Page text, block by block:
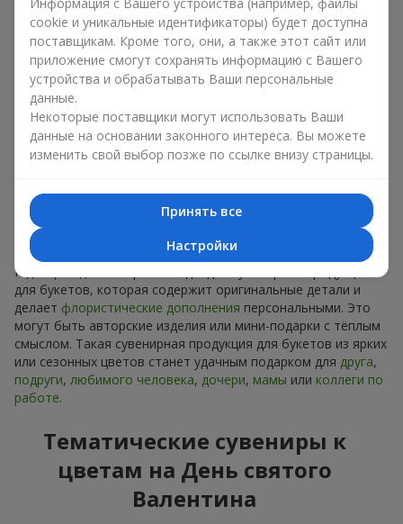
Сувениры к букетам на разные
праздники
Праздник задаёт настроение, а сувенирная продукция для
букетов его подчёркивает. Именно поэтому сувениры к
цветам часто выбирают с учётом даты и события. В нашем
ассортименте найдётся сувенирная продукция для букетов,
которая подойдёт к любому празднику и может быть
рассчитана на любой бюджет.
Сувенирная продукция к
букетам на День рождения
К
для букетов, которая содержит оригинальные детали и
делает флористические дополнения персональными. Это
могут быть авторские изделия или мини-подарки с тёплым
смыслом. Такая сувенирная продукция для букетов из ярких
или сезонных цветов станет удачным подарком для друга,
подруги, любимого человека, дочери, мамы или коллеги по
работе.
Тематические сувениры к
цветам на День святого
Валентина
cookie и уникальные идентификаторы) будет доступна
поставщикам. Кроме того, они, а также этот сайт или
приложение смогут сохранять информацию с Вашего
устройства и обрабатывать Ваши персональные
данные.
Некоторые поставщики могут использовать Ваши
данные на основании законного интереса. Вы можете
изменить свой выбор позже по ссылке внизу страницы.
Принять все
Настройки